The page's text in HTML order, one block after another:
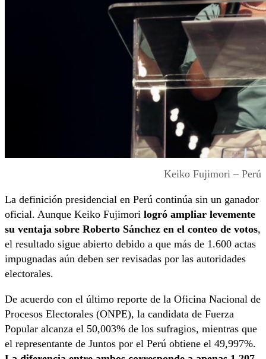
Keiko Fujimori – Perú
La definición presidencial en Perú continúa sin un ganador
oficial. Aunque Keiko Fujimori logró ampliar levemente
su ventaja sobre Roberto Sánchez en el conteo de votos,
el resultado sigue abierto debido a que más de 1.600 actas
impugnadas aún deben ser revisadas por las autoridades
electorales.
De acuerdo con el último reporte de la Oficina Nacional de
Procesos Electorales (ONPE), la candidata de Fuerza
Popular alcanza el 50,003% de los sufragios, mientras que
el representante de Juntos por el Perú obtiene el 49,997%.